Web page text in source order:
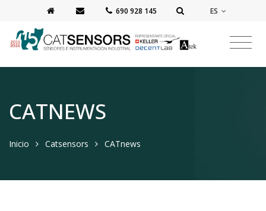
‭690 928 145‬ ES
CATNEWS
Inicio Catsensors CATnews